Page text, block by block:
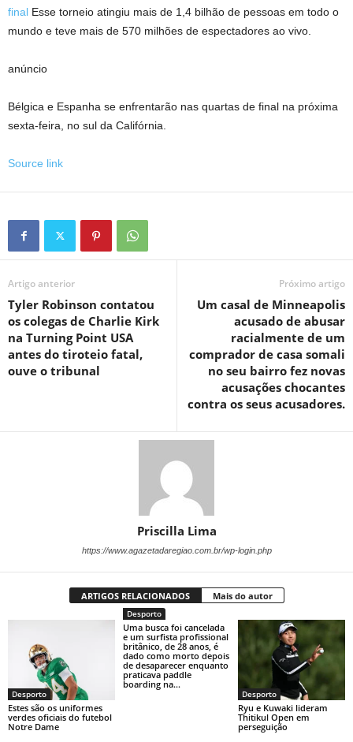
final Esse torneio atingiu mais de 1,4 bilhão de pessoas em todo o
mundo e teve mais de 570 milhões de espectadores ao vivo.
anúncio
Bélgica e Espanha se enfrentarão nas quartas de final na próxima
sexta-feira, no sul da Califórnia.
Source link
Artigo anterior
Tyler Robinson contatou
os colegas de Charlie Kirk
na Turning Point USA
antes do tiroteio fatal,
ouve o tribunal
Próximo artigo
Um casal de Minneapolis
acusado de abusar
racialmente de um
comprador de casa somali
no seu bairro fez novas
acusações chocantes
contra os seus acusadores.
Priscilla Lima
https://www.agazetadaregiao.com.br/wp-login.php
ARTIGOS RELACIONADOS Mais do autor
Desporto
Estes são os uniformes
verdes oficiais do futebol
Notre Dame
Desporto
Uma busca foi cancelada
e um surfista profissional
britânico, de 28 anos, é
dado como morto depois
de desaparecer enquanto
praticava paddle
boarding na...
Desporto
Ryu e Kuwaki lideram
Thitikul Open em
perseguição